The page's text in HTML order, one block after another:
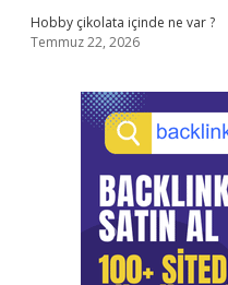
Hobby çikolata içinde ne var ?
Temmuz 22, 2026